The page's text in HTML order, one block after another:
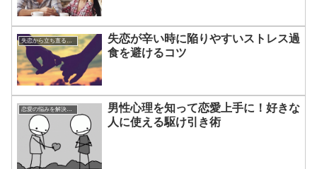
失恋が辛い時に陥りやすいストレス過
食を避けるコツ
恋愛の悩みを解決する方法
男性心理を知って恋愛上手に！好きな
人に使える駆け引き術